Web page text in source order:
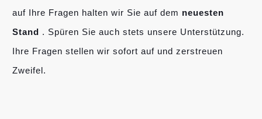
auf Ihre Fragen halten wir Sie auf dem neuesten
Stand . Spüren Sie auch stets unsere Unterstützung.
Ihre Fragen stellen wir sofort auf und zerstreuen
Zweifel.